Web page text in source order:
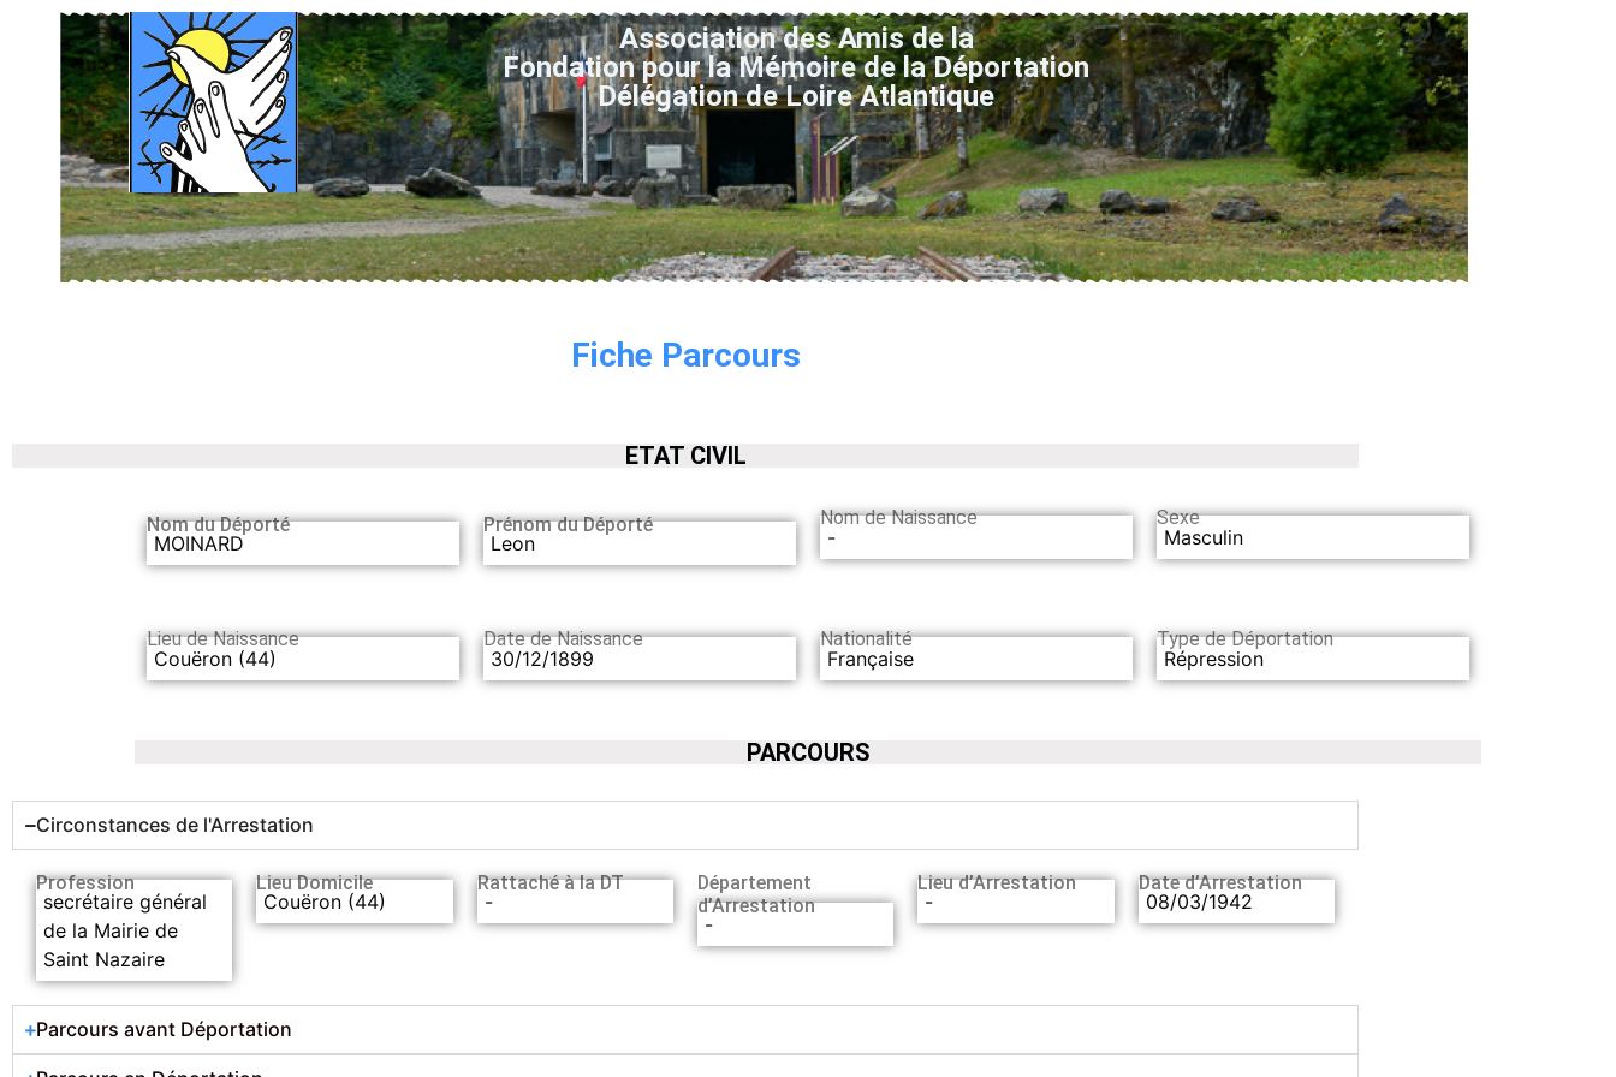
Association des Amis de la
Fondation pour la Mémoire de la Déportation
Délégation de Loire Atlantique
Fiche Parcours
ETAT CIVIL
Nom du Déporté
MOINARD
Prénom du Déporté
Leon
Nom de Naissance
-
Sexe
Masculin
Lieu de Naissance
Couëron (44)
Date de Naissance
30/12/1899
Nationalité
Française
Type de Déportation
Répression
PARCOURS
Circonstances de l'Arrestation
Profession
secrétaire général
de la Mairie de
Saint Nazaire
Lieu Domicile
Couëron (44)
Rattaché à la DT
-
Département
d’Arrestation
-
Lieu d’Arrestation
-
Date d’Arrestation
08/03/1942
Parcours avant Déportation